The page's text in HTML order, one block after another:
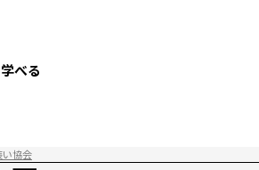
べる
い協会